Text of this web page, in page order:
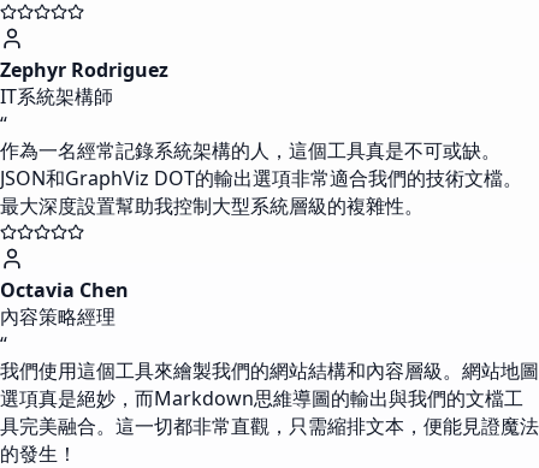
Zephyr Rodriguez
IT系統架構師
“
作為一名經常記錄系統架構的人，這個工具真是不可或缺。
JSON和GraphViz DOT的輸出選項非常適合我們的技術文檔。
最大深度設置幫助我控制大型系統層級的複雜性。
Octavia Chen
內容策略經理
“
我們使用這個工具來繪製我們的網站結構和內容層級。網站地圖
選項真是絕妙，而Markdown思維導圖的輸出與我們的文檔工
具完美融合。這一切都非常直觀，只需縮排文本，便能見證魔法
的發生！